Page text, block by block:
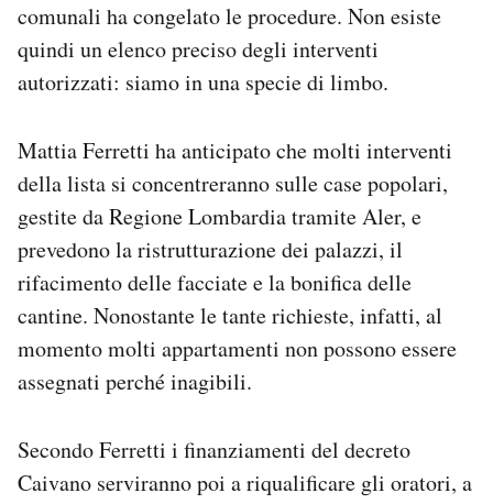
comunali ha congelato le procedure. Non esiste
quindi un elenco preciso degli interventi
autorizzati: siamo in una specie di limbo.
Mattia Ferretti ha anticipato che molti interventi
della lista si concentreranno sulle case popolari,
gestite da Regione Lombardia tramite Aler, e
prevedono la ristrutturazione dei palazzi, il
rifacimento delle facciate e la bonifica delle
cantine. Nonostante le tante richieste, infatti, al
momento molti appartamenti non possono essere
assegnati perché inagibili.
Secondo Ferretti i finanziamenti del decreto
Caivano serviranno poi a riqualificare gli oratori, a